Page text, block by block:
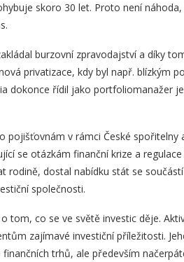
skoro 30 let. Proto není
burzovní zpravodajství a díky
privatizace, kdy byl např. blízkým
dokonce řídil jako portfoliomanažer
pojišťovnám v rámci České spořitelny
se otázkám finanční krize a
dostal nabídku stát se součástí
společnosti.
tom, co se ve světě investic děje.
zajímavé investiční příležitosti.
trhů, ale především